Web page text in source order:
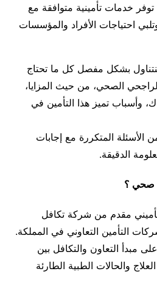
خدمات تأمينية متوافقة مع
احتياجات الأفراد والمؤسسات
بشكل مفصل كل ما تحتاج
الصحي، من حيث المزايا،
وأسباب تميز هذا التأمين في
المتكررة مع إجابات
الدقيقة.
صحي ؟
مقدم من شركة تكافل
التأمين التعاوني في المملكة.
مبدأ التعاون والتكافل بين
والحالات الطبية الطارئة